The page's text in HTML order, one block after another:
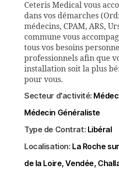
Ceteris Medical vous
dans vos démarches
médecins, CPAM, ARS,
commune vous
tous vos besoins
professionnels afin que
installation soit la plus
pour vous.
Secteur d'activité:
Médecin Généraliste
Type de Contrat: Libéral
Localisation: La Roche
de la Loire Vendée